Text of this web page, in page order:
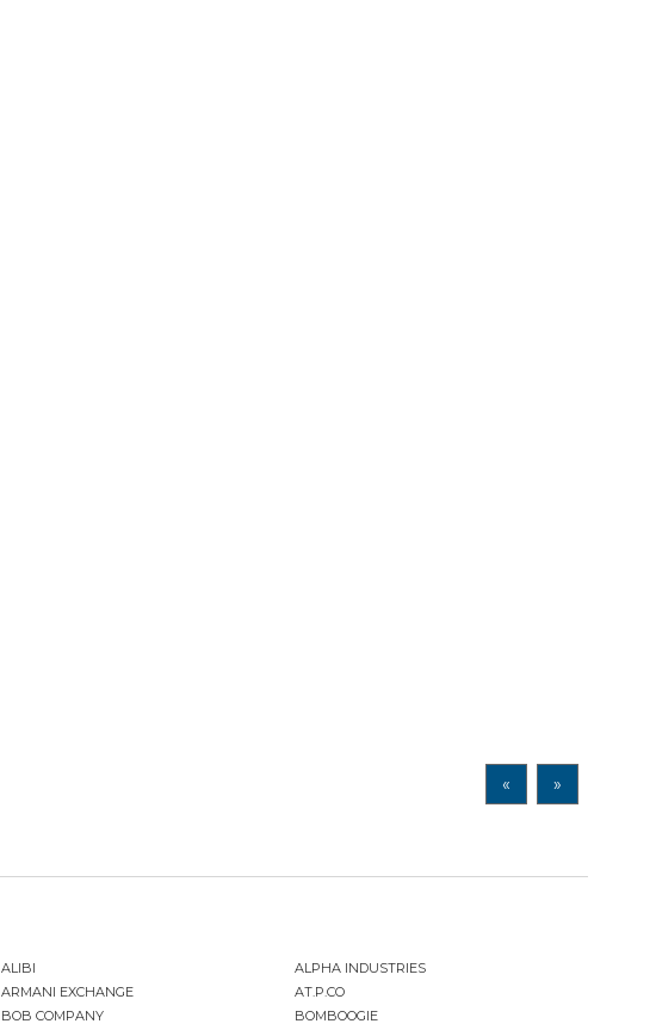
« »
ALIBI
ALPHA INDUSTRIES
ARMANI EXCHANGE
AT.P.CO
BOB COMPANY
BOMBOOGIE